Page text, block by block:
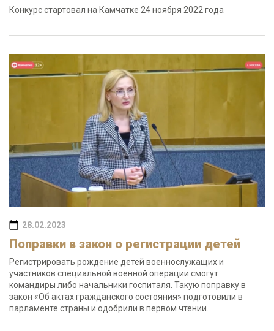
Конкурс стартовал на Камчатке 24 ноября 2022 года
28.02.2023
Поправки в закон о регистрации детей
Регистрировать рождение детей военнослужащих и
участников специальной военной операции смогут
командиры либо начальники госпиталя. Такую поправку в
закон «Об актах гражданского состояния» подготовили в
парламенте страны и одобрили в первом чтении.